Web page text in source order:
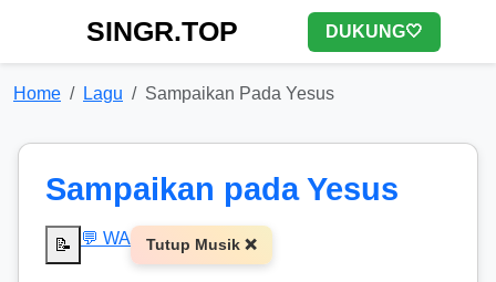
SINGR.TOP DUKUNG🤍
Home Lagu Sampaikan Pada Yesus
Sampaikan pada Yesus
📝 💬 WA Tutup Musik ❌